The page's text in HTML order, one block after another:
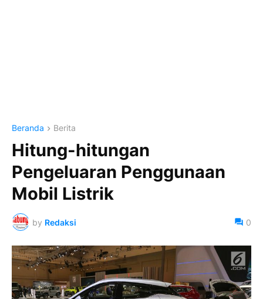
Beranda Berita
Hitung-hitungan
Pengeluaran Penggunaan
Mobil Listrik
by Redaksi 0